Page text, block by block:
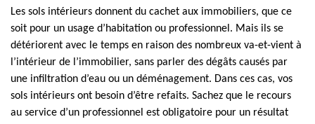
Les sols intérieurs donnent du cachet aux immobiliers, que ce
soit pour un usage d’habitation ou professionnel. Mais ils se
détériorent avec le temps en raison des nombreux va-et-vient à
l’intérieur de l’immobilier, sans parler des dégâts causés par
une infiltration d’eau ou un déménagement. Dans ces cas, vos
sols intérieurs ont besoin d’être refaits. Sachez que le recours
au service d’un professionnel est obligatoire pour un résultat